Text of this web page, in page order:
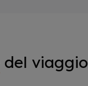
del viaggio